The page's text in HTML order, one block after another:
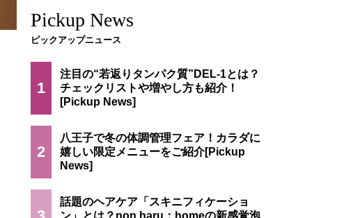
Pickup News
ピックアップニュース
1
注目の“若返りタンパク質”DEL-1とは？
チェックリストや増やし方も紹介！
2
八王子で冬の体調管理フェア！カラダに
嬉しい限定メニューをご紹介
話題のヘアケア「スキニフィケーショ
ン」とは？non haru：homeの新感覚泡